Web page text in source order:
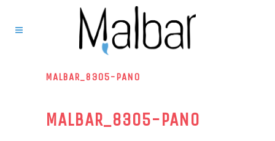
MALBAR_8305-PANO
MALBAR_8305-PANO